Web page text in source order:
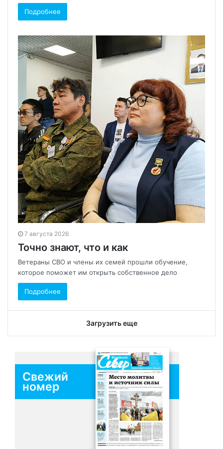
Подробнее
7 августа 2026
Точно знают, что и как
Ветераны СВО и члены их семей прошли обучение,
которое поможет им открыть собственное дело
Подробнее
Загрузить еще
Свежий
номер